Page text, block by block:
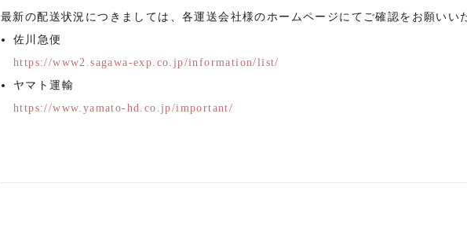
最新の配送状況につきましては、各運送会社様のホームページにてご確認をお願いい
佐川急便
https://www2.sagawa-exp.co.jp/information/list/
ヤマト運輸
https://www.yamato-hd.co.jp/important/